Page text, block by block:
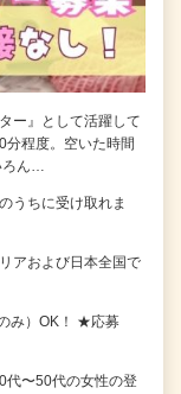
ー』として活躍して
分程度。空いた時間
ろん…
うちに受け取れま
アおよび日本全国で
み）OK！ ★応募
〜50代の女性の登